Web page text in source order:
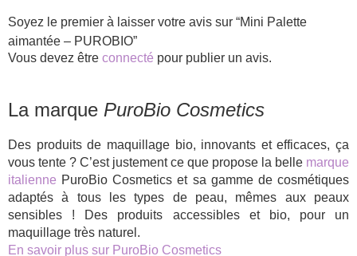
Soyez le premier à laisser votre avis sur “Mini Palette
aimantée – PUROBIO”
Vous devez être connecté pour publier un avis.
La marque PuroBio Cosmetics
Des produits de maquillage bio, innovants et efficaces, ça
vous tente ? C’est justement ce que propose la belle marque
italienne PuroBio Cosmetics et sa gamme de cosmétiques
adaptés à tous les types de peau, mêmes aux peaux
sensibles ! Des produits accessibles et bio, pour un
maquillage très naturel.
En savoir plus sur PuroBio Cosmetics